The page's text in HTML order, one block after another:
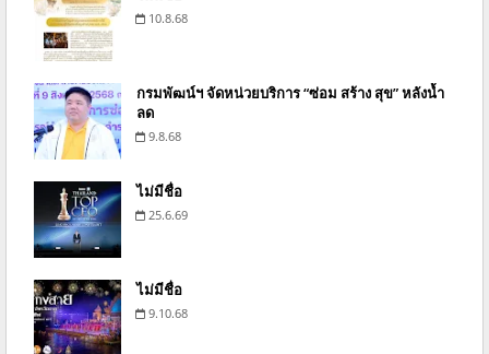
10.8.68
กรมพัฒน์ฯ จัดหน่วยบริการ “ซ่อม สร้าง สุข” หลังน้ำ
ลด
9.8.68
ไม่มีชื่อ
25.6.69
ไม่มีชื่อ
9.10.68